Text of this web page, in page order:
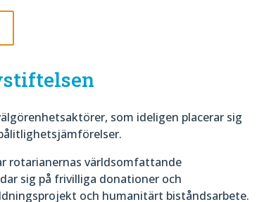
som ideligen placerar sig
rotarianernas världsomfattande
sig på frivilliga donationer och
och humanitärt biståndsarbete.